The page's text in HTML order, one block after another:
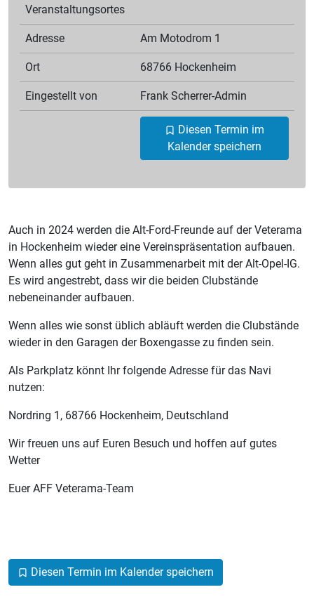
Veranstaltungsortes
Adresse Am Motodrom 1
Ort 68766 Hockenheim
Eingestellt von Frank Scherrer-Admin
Diesen Termin im
Kalender speichern
Auch in 2024 werden die Alt-Ford-Freunde auf der Veterama
in Hockenheim wieder eine Vereinspräsentation aufbauen.
Wenn alles gut geht in Zusammenarbeit mit der Alt-Opel-IG.
Es wird angestrebt, dass wir die beiden Clubstände
nebeneinander aufbauen.
Wenn alles wie sonst üblich abläuft werden die Clubstände
wieder in den Garagen der Boxengasse zu finden sein.
Als Parkplatz könnt Ihr folgende Adresse für das Navi
nutzen:
Nordring 1, 68766 Hockenheim, Deutschland
Wir freuen uns auf Euren Besuch und hoffen auf gutes
Wetter
Euer AFF Veterama-Team
Diesen Termin im Kalender speichern